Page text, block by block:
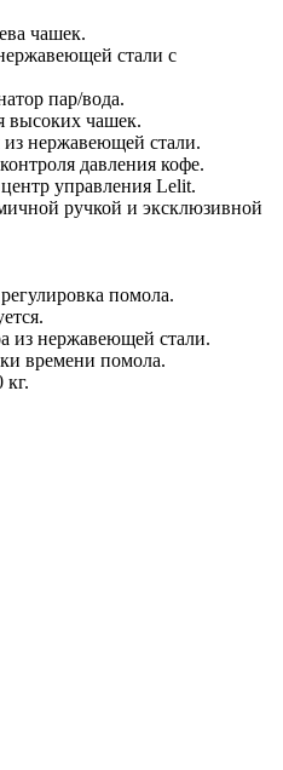
чашек.
стали с
пар/вода.
высоких чашек.
нержавеющей стали.
давления кофе.
управления Lelit.
ручкой и эксклюзивной
помола.
из нержавеющей стали.
времени помола.